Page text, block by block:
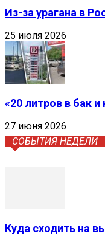
Из-за урагана в
25 июля 2026
«20 литров в бак
27 июня 2026
СОБЫТИЯ НЕДЕЛИ
Куда сходить на